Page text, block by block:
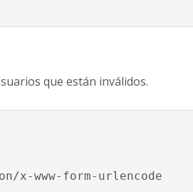
que están inválidos.